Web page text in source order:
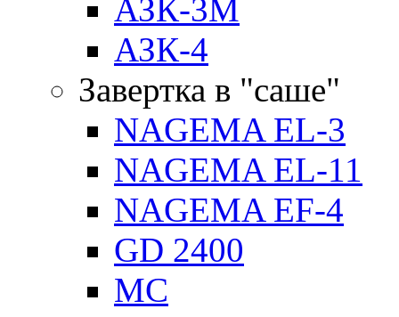
АЗК-3М
АЗК-4
Завертка в "саше"
NAGEMA EL-3
NAGEMA EL-11
NAGEMA EF-4
GD 2400
MC